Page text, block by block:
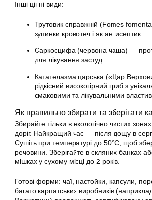
Інші цінні види:
Трутовик справжній (Fomes
зупинки кровотеч і як антисептик.
Саркосцифа (червона чаша) —
для лікування застуд.
Катателазма царська («Цар
рідкісний високогірний гриб з
смаковими та лікувальними
Як правильно збирати та зберігати
Збирайте тільки в екологічно чистих
доріг. Найкращий час — після дощу в
Сушіть при температурі до 50°C, щоб
речовини. Зберігайте в скляних банках
мішках у сухому місці до 2 років.
Готові форми: чаї, настойки, капсули,
багато карпатських виробників